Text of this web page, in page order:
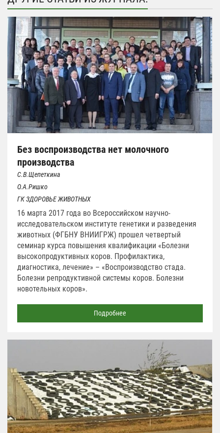
Без воспроизводства нет молочного
производства
С.В.Щепеткина
О.А.Ришко
ГК ЗДОРОВЬЕ ЖИВОТНЫХ
16 марта 2017 года во Всероссийском научно-
исследовательском институте генетики и разведения
животных (ФГБНУ ВНИИГРЖ) прошел четвертый
семинар курса повышения квалификации «Болезни
высокопродуктивных коров. Профилактика,
диагностика, лечение» – «Воспроизводство стада.
Болезни репродуктивной системы коров. Болезни
новотельных коров».
Подробнее